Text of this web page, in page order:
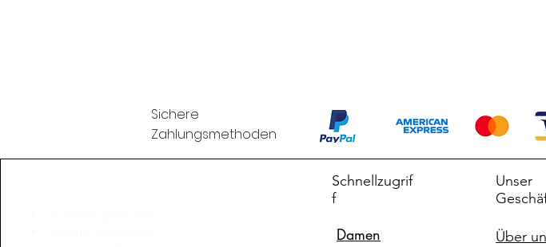
Sichere
Zahlungsmethoden
Schnellzugrif
f
Damen
Unser
Über